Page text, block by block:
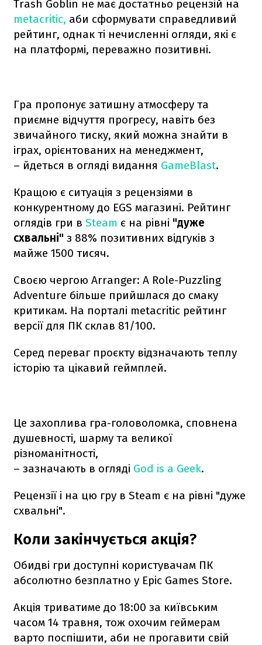
Trash Goblin не має достатньо рецензій на
metacritic, аби сформувати справедливий
рейтинг, однак ті нечисленні огляди, які є
на платформі, переважно позитивні.
Гра пропонує затишну атмосферу та
приємне відчуття прогресу, навіть без
звичайного тиску, який можна знайти в
іграх, орієнтованих на менеджмент,
– йдеться в огляді видання GameBlast.
Кращою є ситуація з рецензіями в
конкурентному до EGS магазині. Рейтинг
оглядів гри в Steam є на рівні "дуже
схвальні" з 88% позитивних відгуків з
майже 1500 тисяч.
Своєю чергою Arranger: A Role-Puzzling
Adventure більше прийшлася до смаку
критикам. На порталі metacritic рейтинг
версії для ПК склав 81/100.
Серед переваг проєкту відзначають теплу
історію та цікавий геймплей.
Це захоплива гра-головоломка, сповнена
душевності, шарму та великої
різноманітності,
– зазначають в огляді God is a Geek.
Рецензії і на цю гру в Steam є на рівні "дуже
схвальні".
Коли закінчується акція?
Обидві гри доступні користувачам ПК
абсолютно безплатно у Epic Games Store.
Акція триватиме до 18:00 за київським
часом 14 травня, тож охочим геймерам
варто поспішити, аби не прогавити свій